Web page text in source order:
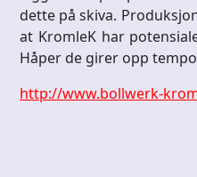
dette på skiva.
at KromleK har
Håper de girer opp
http://www.bollwerk-